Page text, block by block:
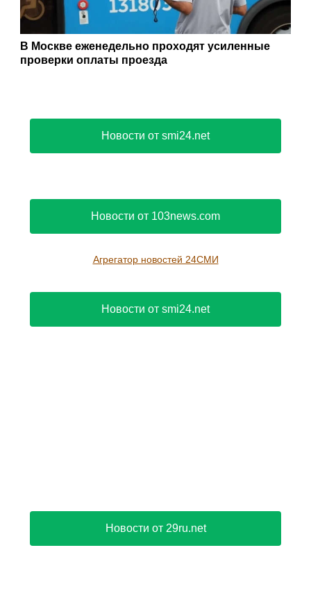
В Москве еженедельно проходят усиленные
проверки оплаты проезда
Новости от smi24.net
Новости от 103news.com
Агрегатор новостей 24СМИ
Новости от smi24.net
Новости от 29ru.net